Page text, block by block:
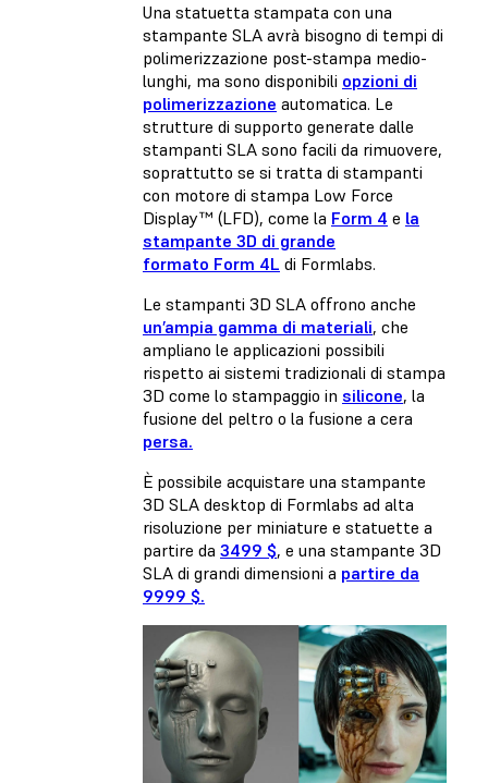
Una statuetta stampata con una
stampante SLA avrà bisogno di tempi di
polimerizzazione post-stampa medio-
lunghi, ma sono disponibili opzioni di
polimerizzazione automatica. Le
strutture di supporto generate dalle
stampanti SLA sono facili da rimuovere,
soprattutto se si tratta di stampanti
con motore di stampa Low Force
Display™ (LFD), come la Form 4 e la
stampante 3D di grande
formato Form 4L di Formlabs.
Le stampanti 3D SLA offrono anche
un’ampia gamma di materiali, che
ampliano le applicazioni possibili
rispetto ai sistemi tradizionali di stampa
3D come lo stampaggio in silicone, la
fusione del peltro o la fusione a cera
persa.
È possibile acquistare una stampante
3D SLA desktop di Formlabs ad alta
risoluzione per miniature e statuette a
partire da 3499 $, e una stampante 3D
SLA di grandi dimensioni a partire da
9999 $.